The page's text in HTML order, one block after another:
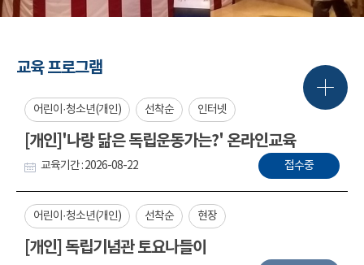
교육 프로그램
어린이·청소년(개인) 선착순 인터넷
[개인]'나랑 닮은 독립운동가는?' 온라인교육
교육기간 : 2026-08-22 접수중
어린이·청소년(개인) 선착순 현장
[개인] 독립기념관 토요나들이